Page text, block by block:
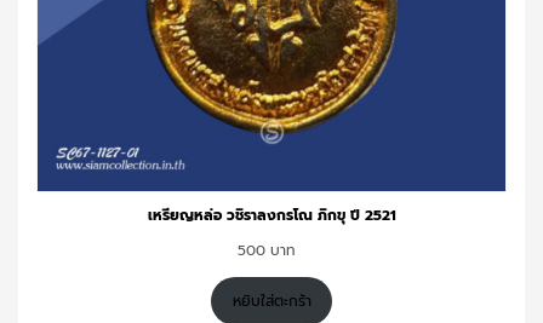
เหรียญหล่อ วชิราลงกรโณ ภิกขุ ปี 2521
500
หยิบใส่ตะกร้า